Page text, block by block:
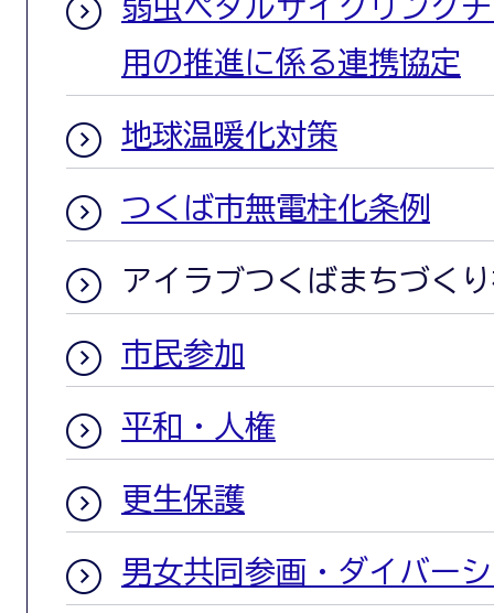
弱虫ペダルサイクリング
用の推進に係る連携協定
地球温暖化対策
つくば市無電柱化条例
アイラブつくばまちづく
市民参加
平和・人権
更生保護
男女共同参画・ダイバー